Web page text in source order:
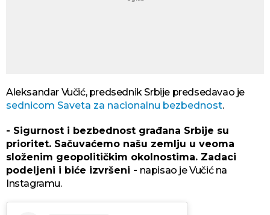
Aleksandar Vučić, predsednik Srbije predsedavao je
sednicom Saveta za nacionalnu bezbednost.
- Sigurnost i bezbednost građana Srbije su
prioritet. Sačuvaćemo našu zemlju u veoma
složenim geopolitičkim okolnostima. Zadaci
podeljeni i biće izvršeni - napisao je Vučić na
Instagramu.